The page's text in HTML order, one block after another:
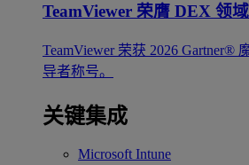
TeamViewer 荣膺 DEX 领
TeamViewer 荣获 2026
导者称号。
关键集成
Microsoft Intune